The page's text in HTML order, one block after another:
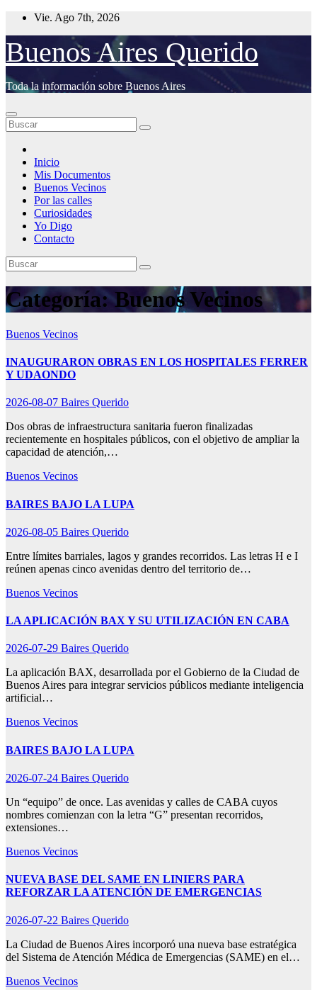
Saltar
contenido
Vie. Ago 7th, 2026
Buenos Aires Querido
Toda la información sobre Buenos Aires
Inicio
Mis Documentos
Buenos Vecinos
Por las calles
Curiosidades
Yo Digo
Contacto
Categoría:Buenos Vecinos
Buenos Vecinos
INAUGURARON OBRAS EN LOS HOSPITALES FERRER
Y UDAONDO
2026-08-07 Baires Querido
Dos obras de infraestructura sanitaria fueron finalizadas
recientemente en hospitales públicos, con el objetivo de ampliar la
capacidad de atención,…
Buenos Vecinos
BAIRES BAJO LA LUPA
2026-08-05 Baires Querido
Entre límites barriales, lagos y grandes recorridos. Las letras H e I
reúnen apenas cinco avenidas dentro del territorio de…
Buenos Vecinos
LA APLICACIÓN BAX Y SU UTILIZACIÓN EN CABA
2026-07-29 Baires Querido
La aplicación BAX, desarrollada por el Gobierno de la Ciudad de
Buenos Aires para integrar servicios públicos mediante inteligencia
artificial…
Buenos Vecinos
BAIRES BAJO LA LUPA
2026-07-24 Baires Querido
Un “equipo” de once. Las avenidas y calles de CABA cuyos
nombres comienzan con la letra “G” presentan recorridos,
extensiones…
Buenos Vecinos
NUEVA BASE DEL SAME EN LINIERS PARA
REFORZAR LA ATENCIÓN DE EMERGENCIAS
2026-07-22 Baires Querido
La Ciudad de Buenos Aires incorporó una nueva base estratégica
del Sistema de Atención Médica de Emergencias (SAME) en el…
Buenos Vecinos